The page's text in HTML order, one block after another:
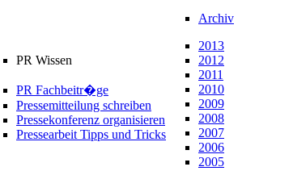
PR Wissen
PR Fachbeitr�ge
Pressemitteilung schreiben
Pressekonferenz organisieren
Pressearbeit Tipps und Tricks
Archiv
2013
2012
2011
2010
2009
2008
2007
2006
2005